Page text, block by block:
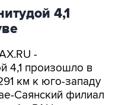
4,1
-
4,1 произошло в
км к юго-западу
Саянский филиал